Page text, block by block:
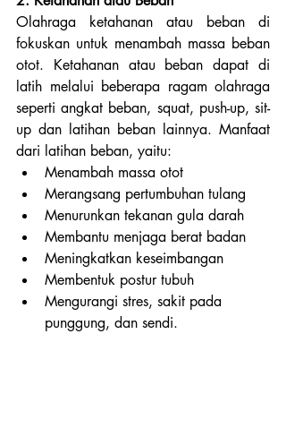
Olahraga ketahanan atau beban di
fokuskan untuk menambah massa beban
otot. Ketahanan atau beban dapat di
latih melalui beberapa ragam olahraga
seperti angkat beban, squat, push-up, sit-
up dan latihan beban lainnya. Manfaat
dari latihan beban, yaitu:
Menambah massa otot
Merangsang pertumbuhan tulang
Menurunkan tekanan gula darah
Membantu menjaga berat badan
Meningkatkan keseimbangan
Membentuk postur tubuh
Mengurangi stres, sakit pada
punggung, dan sendi.